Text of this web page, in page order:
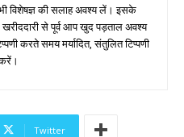
भी विशेषज्ञ की सलाह अवश्य लें। इसके
से पूर्व आप खुद पड़ताल अवश्य
करते समय मर्यादित, संतुलित टिप्पणी
Twitter